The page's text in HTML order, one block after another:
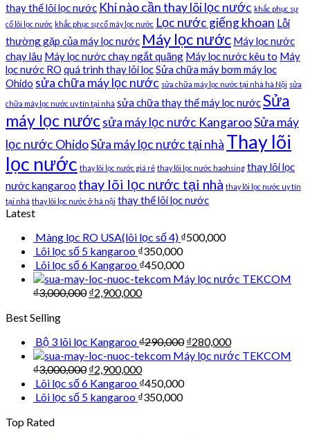
thay thế lõi lọc nước Khi nào cần thay lõi lọc nước khắc phục sự
cố lõi lọc nước khắc phục sự cố máy lọc nước Lọc nước giếng khoan Lỗi
thường gặp của máy lọc nước Máy lọc nước Máy lọc nước
chạy lâu Máy lọc nước chạy ngắt quãng Máy lọc nước kêu to Máy
lọc nước RO quá trình thay lõi lọcSửa chữa máy bơm máy lọc
Ohido sửa chữa máy lọc nước sửa chữa máy lọc nước tại nhà hà Nội sửa
chữa máy lọc nước uy tín tại nhà sửa chữa thay thế máy lọc nướcSửa
máy lọc nướcsửa máy lọc nước KangarooSửa máy
lọc nước OhidoSửa máy lọc nước tại nhà Thay lõi
lọc nước thay lõi lọc nước giá rẻ thay lõi lọc nước haohsing thay lõi lọc
nước kangaroo thay lõi lọc nước tại nhà thay lõi lọc nước uy tín
tại nhà thay lõi lọc nước ở hà nội thay thế lõi lọc nước
Latest
Màng lọc RO USA(lõi lọc số 4) ₫500,000
Lõi lọc số 5 kangaroo ₫350,000
Lõi lọc số 6 Kangaroo ₫450,000
Máy lọc nước TEKCOM
₫3,000,000 ₫2,900,000
Best Selling
Bộ 3 lõi lọc Kangaroo₫290,000 ₫280,000
Máy lọc nước TEKCOM
₫3,000,000 ₫2,900,000
Lõi lọc số 6 Kangaroo ₫450,000
Lõi lọc số 5 kangaroo ₫350,000
Top Rated